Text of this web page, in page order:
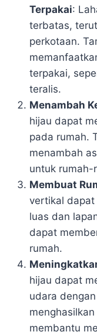
Terpakai:
terbatas,
perkotaan.
terpakai,
teralis.
Menambah
hijau dapat
pada rumah.
menambah
untuk rumah-
Membuat
vertikal
luas dan
dapat
rumah.
hijau dapat
udara
membantu